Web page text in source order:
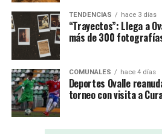
TENDENCIAS hace 3 días
“Trayectos”: Llega a
más de 300
COMUNALES hace 4 días
Deportes Ovalle
torneo con visita a